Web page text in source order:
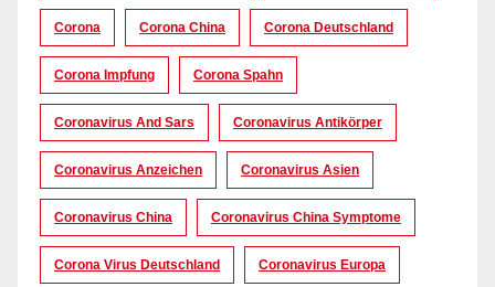
Corona Corona China Corona Deutschland
Corona Impfung Corona Spahn
Coronavirus And Sars Coronavirus Antikörper
Coronavirus Anzeichen Coronavirus Asien
Coronavirus China Coronavirus China Symptome
Corona Virus Deutschland Coronavirus Europa